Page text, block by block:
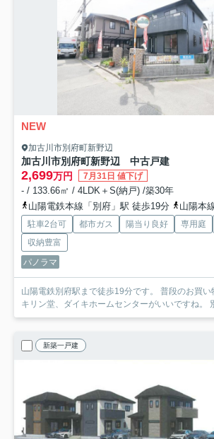
NEW
加古川市別府町新野辺
加古川市別府町新野辺 中古戸建
2,699万円 7月31日 値下げ
- / 133.66㎡ / 4LDK＋S(納戸) /築30年
山陽電鉄本線「別府」駅 徒歩19分
山陽本線
駐車2台可 都市ガス 陽当り良好 専用庭
収納豊富
パノラマ
山陽電鉄別府駅まで徒歩19分です。 普段のお買い
キリン堂、ダイキホームセンターがいいですね。
新築一戸建